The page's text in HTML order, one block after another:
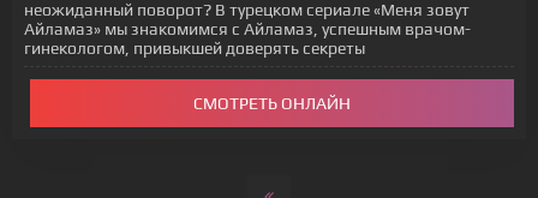
неожиданный поворот? В турецком сериале «Меня зовут
Айламаз» мы знакомимся с Айламаз, успешным врачом-
гинекологом, привыкшей доверять секреты
СМОТРЕТЬ ОНЛАЙН